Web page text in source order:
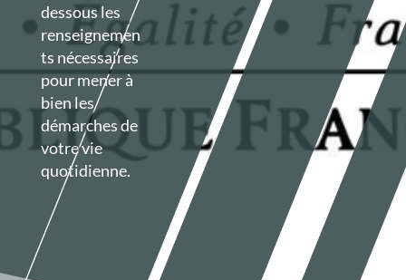
dessous les
renseignemen
ts nécessaires
pour mener à
bien les
démarches de
votre vie
quotidienne.